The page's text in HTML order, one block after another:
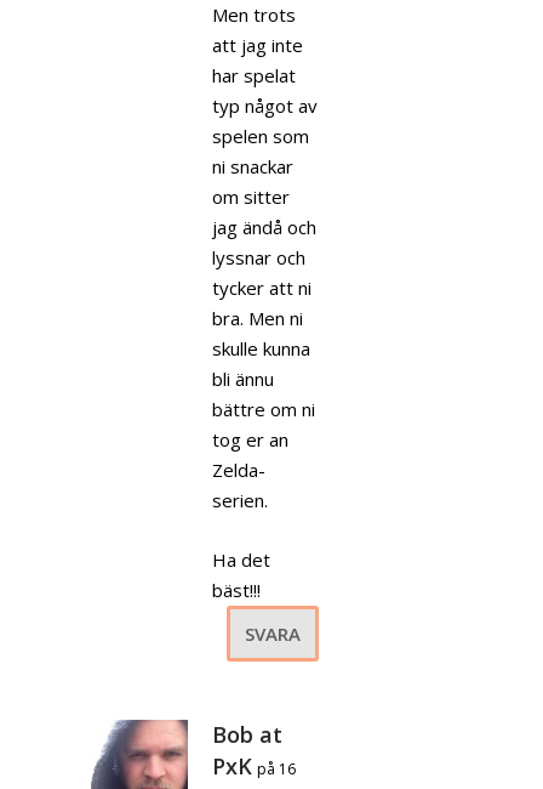
Men trots
att jag inte
har spelat
typ något av
spelen som
ni snackar
om sitter
jag ändå och
lyssnar och
tycker att ni
bra. Men ni
skulle kunna
bli ännu
bättre om ni
tog er an
Zelda-
serien.
Ha det
bäst!!!
SVARA
Bob at
PxK på 16